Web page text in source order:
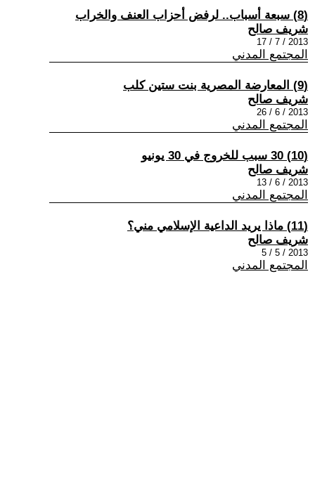
(8) سبعة أسباب.. لرفض أحزاب العنف والخراب
شريف صالح
2013 / 7 / 17
المجتمع المدني
(9) المعارضة المصرية بنت ستين كلب
شريف صالح
2013 / 6 / 26
المجتمع المدني
(10) 30 سبب للخروج في 30 يونيو
شريف صالح
2013 / 6 / 13
المجتمع المدني
(11) ماذا يريد الداعية الإسلامي مني؟
شريف صالح
2013 / 5 / 5
المجتمع المدني